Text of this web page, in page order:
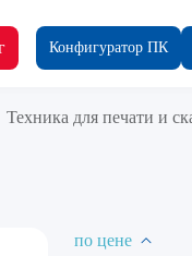
Конфигуратор ПК
Техника для печати и
по цене